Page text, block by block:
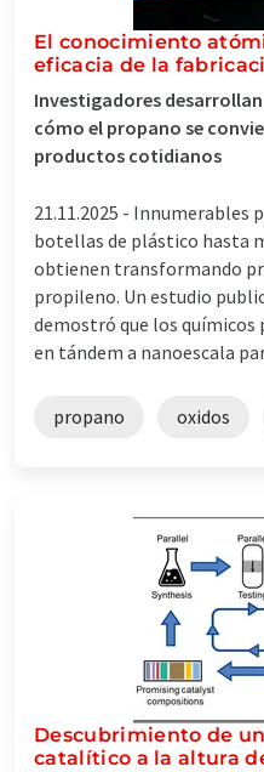
El conocimiento
eficacia de la
Investigadores
cómo el propano se
productos cotidianos
21.11.2025 - Innumerables
botellas de plástico hasta
obtienen transformando
propileno. Un estudio
demostró que los
en tándem a nanoescala
propano oxidos
Descubrimiento de
catalítico a la altura